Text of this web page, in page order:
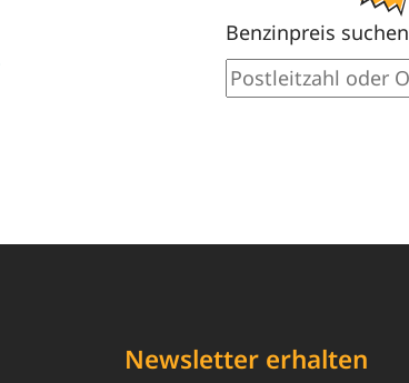
Benzinpreis suchen
Newsletter erhalten